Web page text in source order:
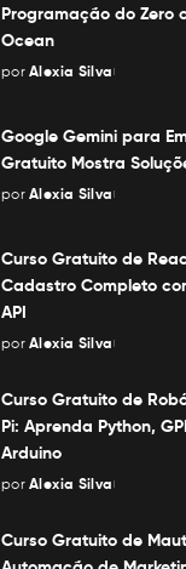
Programação do Zero
Ocean
Posted
por Alexia Silva
Google Gemini para
Gratuito Mostra
Posted
por Alexia Silva
Curso Gratuito de
Cadastro Completo
API
Posted
por Alexia Silva
Curso Gratuito de
Pi: Aprenda Python,
Arduino
Posted
por Alexia Silva
Curso Gratuito de